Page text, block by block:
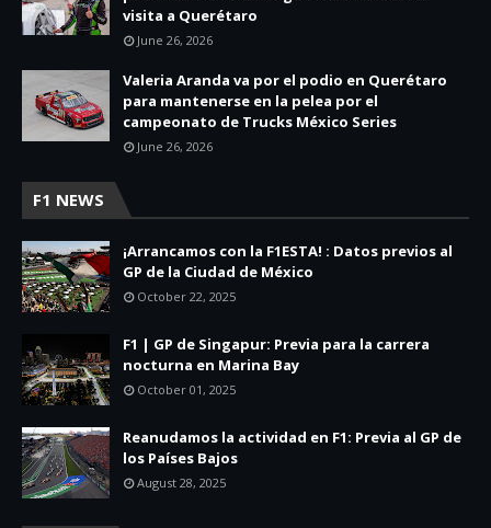
visita a Querétaro
June 26, 2026
Valeria Aranda va por el podio en Querétaro
para mantenerse en la pelea por el
campeonato de Trucks México Series
June 26, 2026
F1 NEWS
¡Arrancamos con la F1ESTA! : Datos previos al
GP de la Ciudad de México
October 22, 2025
F1 | GP de Singapur: Previa para la carrera
nocturna en Marina Bay
October 01, 2025
Reanudamos la actividad en F1: Previa al GP de
los Países Bajos
August 28, 2025